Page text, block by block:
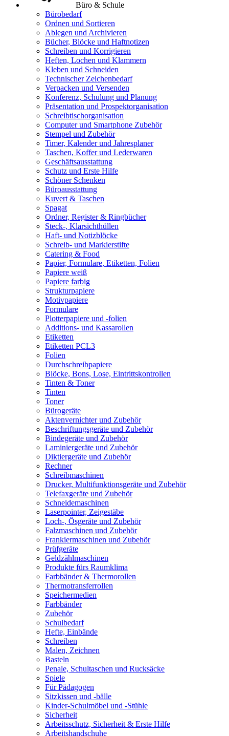
Büro & Schule
Bürobedarf
Ordnen und Sortieren
Ablegen und Archivieren
Bücher, Blöcke und Haftnotizen
Schreiben und Korrigieren
Heften, Lochen und Klammern
Kleben und Schneiden
Technischer Zeichenbedarf
Verpacken und Versenden
Konferenz, Schulung und Planung
Präsentation und Prospektorganisation
Schreibtischorganisation
Computer und Smartphone Zubehör
Stempel und Zubehör
Timer, Kalender und Jahresplaner
Taschen, Koffer und Lederwaren
Geschäftsausstattung
Schutz und Erste Hilfe
Schöner Schenken
Büroausstattung
Kuvert & Taschen
Spagat
Ordner, Register & Ringbücher
Steck-, Klarsichthüllen
Haft- und Notizblöcke
Schreib- und Markierstifte
Catering & Food
Papier, Formulare, Etiketten, Folien
Papiere weiß
Papiere farbig
Strukturpapiere
Motivpapiere
Formulare
Plotterpapiere und -folien
Additions- und Kassarollen
Etiketten
Etiketten PCL3
Folien
Durchschreibpapiere
Blöcke, Bons, Lose, Eintrittskontrollen
Tinten & Toner
Tinten
Toner
Bürogeräte
Aktenvernichter und Zubehör
Beschriftungsgeräte und Zubehör
Bindegeräte und Zubehör
Laminiergeräte und Zubehör
Diktiergeräte und Zubehör
Rechner
Schreibmaschinen
Drucker, Multifunktionsgeräte und Zubehör
Telefaxgeräte und Zubehör
Schneidemaschinen
Laserpointer, Zeigestäbe
Loch-, Ösgeräte und Zubehör
Falzmaschinen und Zubehör
Frankiermaschinen und Zubehör
Prüfgeräte
Geldzählmaschinen
Produkte fürs Raumklima
Farbbänder & Thermorollen
Thermotransferrollen
Speichermedien
Farbbänder
Zubehör
Schulbedarf
Hefte, Einbände
Schreiben
Malen, Zeichnen
Basteln
Penale, Schultaschen und Rucksäcke
Spiele
Für Pädagogen
Sitzkissen und -bälle
Kinder-Schulmöbel und -Stühle
Sicherheit
Arbeitsschutz, Sicherheit & Erste Hilfe
Arbeitshandschuhe